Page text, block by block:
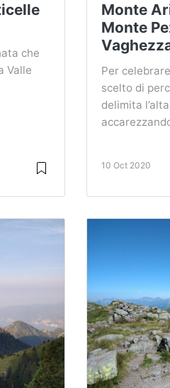
che
Valle
Monte
Monte
Per
scelto di
delimita
10 Oct 2020